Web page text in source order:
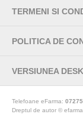
TERMENI SI
POLITICA DE
VERSIUNEA
Telefoane eFarma:
Dreptul de autor ©